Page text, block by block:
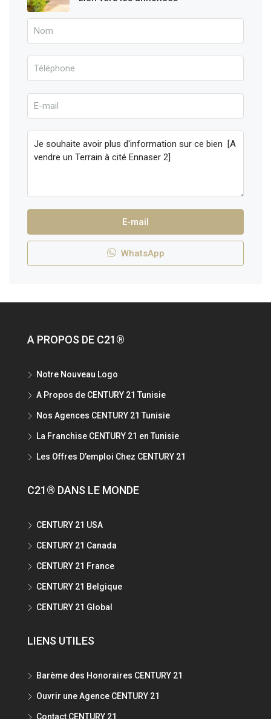
E-mail
WhatsApp
A PROPOS DE C21®
Notre Nouveau Logo
A Propos de CENTURY 21 Tunisie
Nos Agences CENTURY 21 Tunisie
La Franchise CENTURY 21 en Tunisie
Les Offres D’emploi Chez CENTURY 21
C21® DANS LE MONDE
CENTURY 21 USA
CENTURY 21 Canada
CENTURY 21 France
CENTURY 21 Belgique
CENTURY 21 Global
LIENS UTILES
Barème des Honoraires CENTURY 21
Ouvrir une Agence CENTURY 21
Contact CENTURY 21